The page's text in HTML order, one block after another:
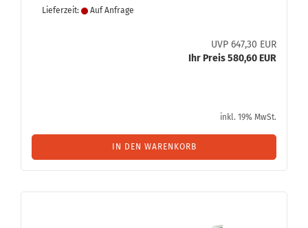
Lieferzeit: Auf Anfrage
UVP 647,30 EUR
Ihr Preis 580,60 EUR
inkl. 19% MwSt.
IN DEN WARENKORB